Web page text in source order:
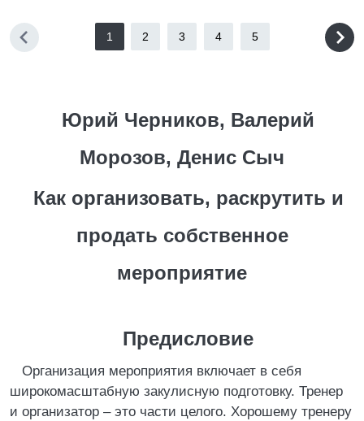
1 2 3 4 5
Юрий Черников, Валерий
Морозов, Денис Сыч
Как организовать, раскрутить и
продать собственное
мероприятие
Предисловие
Организация мероприятия включает в себя
широкомасштабную закулисную подготовку. Тренер
и организатор – это части целого. Хорошему тренеру